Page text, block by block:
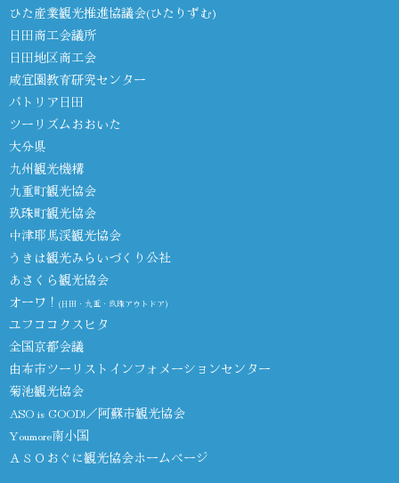
ひた産業観光推進協議会(ひたりずむ)
日田商工会議所
日田地区商工会
咸宜園教育研究センター
パトリア日田
ツーリズムおおいた
大分県
九州観光機構
九重町観光協会
玖珠町観光協会
中津耶馬渓観光協会
うきは観光みらいづくり公社
あさくら観光協会
オーワ！ (日田・九重・玖珠アウトドア)
ユフココクスヒタ
全国京都会議
由布市ツーリストインフォメーションセンター
菊池観光協会
ASO is GOOD!／阿蘇市観光協会
Youmore南小国
ＡＳＯおぐに観光協会ホームページ